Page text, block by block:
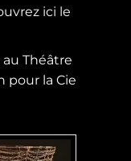
ici le
Théâtre
pour la Cie